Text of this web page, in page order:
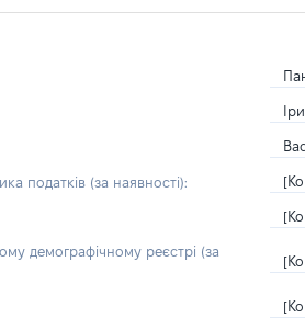
податків (за наявності):
демографічному реєстрі (за